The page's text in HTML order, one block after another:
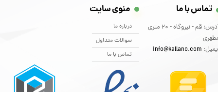
تماس با ما
آدرس: قم - نیروگاه - 20 متری
info@kallano.com​​​​​​​
منوی سایت
درباره ما
سوالات متداول
تماس با ما